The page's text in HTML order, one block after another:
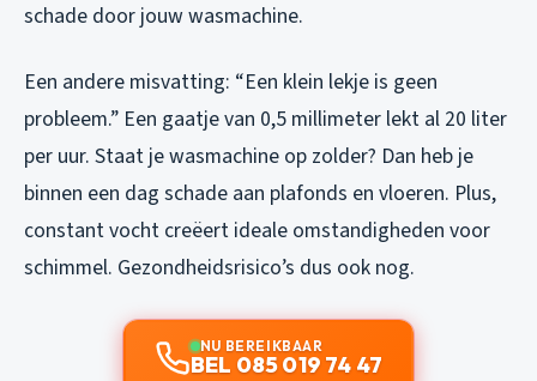
schade door jouw wasmachine.
Een andere misvatting: “Een klein lekje is geen
probleem.” Een gaatje van 0,5 millimeter lekt al 20 liter
per uur. Staat je wasmachine op zolder? Dan heb je
binnen een dag schade aan plafonds en vloeren. Plus,
constant vocht creëert ideale omstandigheden voor
schimmel. Gezondheidsrisico’s dus ook nog.
NU BEREIKBAAR
BEL 085 019 74 47